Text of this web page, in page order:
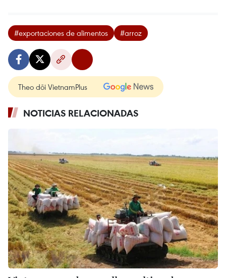
#exportaciones de alimentos #arroz
Theo dõi VietnamPlus
NOTICIAS RELACIONADAS